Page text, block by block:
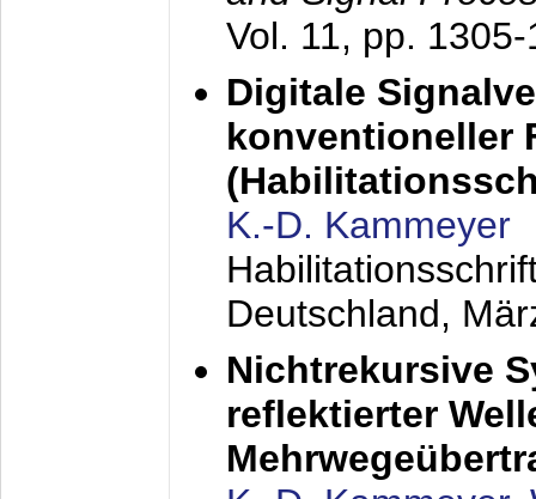
Vol. 11, pp.
Digitale
konventioneller
K.-D. Kammeyer
Deutschland,
Nichtrekursive
reflektierter